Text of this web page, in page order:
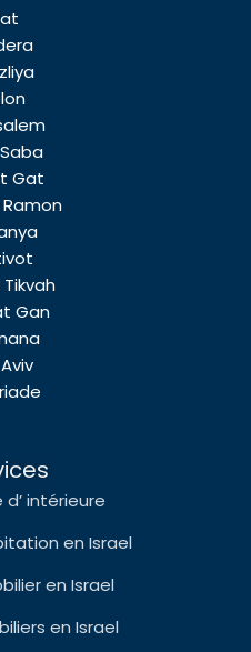
Gat
Gan
intérieure
en Israel
en Israel
en Israel